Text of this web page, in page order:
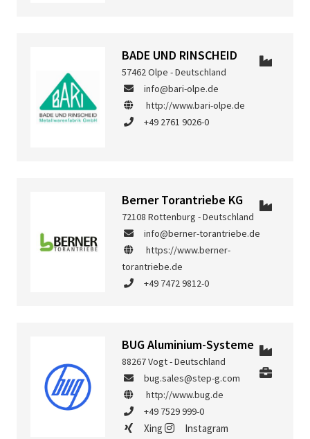
BADE UND RINSCHEID
57462 Olpe - Deutschland
info@bari-olpe.de
http://www.bari-olpe.de
+49 2761 9026-0
Berner Torantriebe KG
72108 Rottenburg - Deutschland
info@berner-torantriebe.de
https://www.berner-
torantriebe.de
+49 7472 9812-0
BUG Aluminium-Systeme
88267 Vogt - Deutschland
bug.sales@step-g.com
http://www.bug.de
+49 7529 999-0
Xing
Instagram